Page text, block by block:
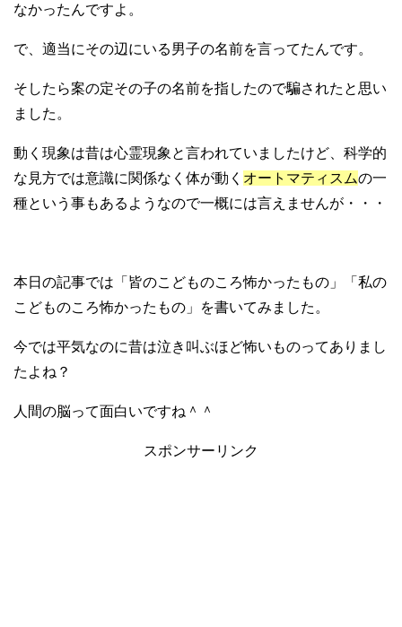
なかったんですよ。
で、適当にその辺にいる男子の名前を言ってたんです。
そしたら案の定その子の名前を指したので騙されたと思い
ました。
動く現象は昔は心霊現象と言われていましたけど、科学的
な見方では意識に関係なく体が動く オートマティスムの一
種という事もあるようなので一概には言えませんが・・・
本日の記事では「皆のこどものころ怖かったもの」「私の
こどものころ怖かったもの」を書いてみました。
今では平気なのに昔は泣き叫ぶほど怖いものってありまし
たよね？
人間の脳って面白いですね＾＾
スポンサーリンク